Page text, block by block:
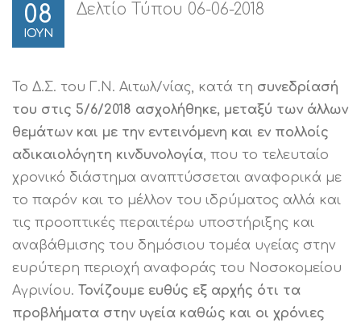
08
ΙΟΥΝ
Δελτίο Τύπου 06-06-2018
Το Δ.Σ. του Γ.Ν. Αιτωλ/νίας, κατά τη συνεδρίασή
του στις 5/6/2018 ασχολήθηκε, μεταξύ των άλλων
θεμάτων και με την εντεινόμενη και εν πολλοίς
αδικαιολόγητη κινδυνολογία, που το τελευταίο
χρονικό διάστημα αναπτύσσεται αναφορικά με
το παρόν και το μέλλον του ιδρύματος αλλά και
τις προοπτικές περαιτέρω υποστήριξης και
αναβάθμισης του δημόσιου τομέα υγείας στην
ευρύτερη περιοχή αναφοράς του Νοσοκομείου
Αγρινίου. Τονίζουμε ευθύς εξ αρχής ότι τα
προβλήματα στην υγεία καθώς και οι χρόνιες